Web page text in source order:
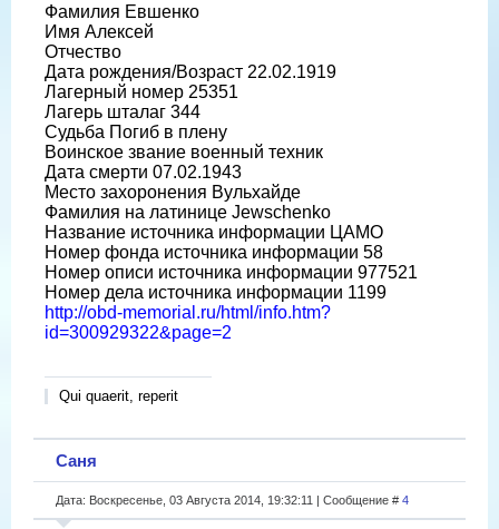
Фамилия Евшенко
Имя Алексей
Отчество
Дата рождения/Возраст 22.02.1919
Лагерный номер 25351
Лагерь шталаг 344
Судьба Погиб в плену
Воинское звание военный техник
Дата смерти 07.02.1943
Место захоронения Вульхайде
Фамилия на латинице Jewschenko
Название источника информации ЦАМО
Номер фонда источника информации 58
Номер описи источника информации 977521
Номер дела источника информации 1199
http://obd-memorial.ru/html/info.htm?
id=300929322&page=2
Qui quaerit, reperit
Саня
Дата: Воскресенье, 03 Августа 2014, 19:32:11 | Сообщение # 4